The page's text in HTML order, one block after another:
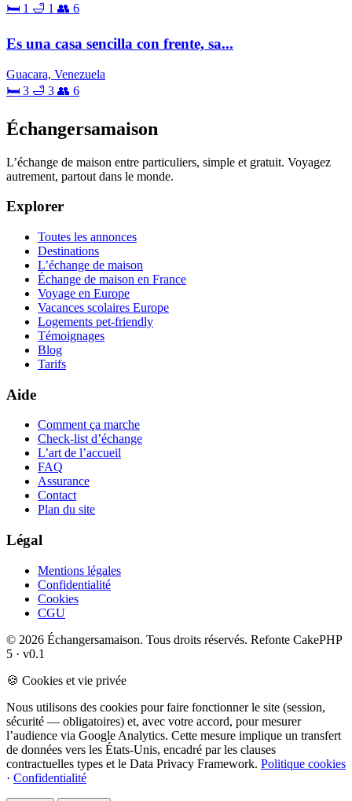
🛏 1 🛁 1 👥 6
Es una casa sencilla con frente, sa...
Guacara, Venezuela
🛏 3 🛁 3 👥 6
Échangersamaison
L’échange de maison entre particuliers, simple et gratuit. Voyagez
autrement, partout dans le monde.
Explorer
Toutes les annonces
Destinations
L’échange de maison
Échange de maison en France
Voyage en Europe
Vacances scolaires Europe
Logements pet-friendly
Témoignages
Blog
Tarifs
Aide
Comment ça marche
Check-list d’échange
L’art de l’accueil
FAQ
Assurance
Contact
Plan du site
Légal
Mentions légales
Confidentialité
Cookies
CGU
© 2026 Échangersamaison. Tous droits réservés. Refonte CakePHP
5 · v0.1
🍪 Cookies et vie privée
Nous utilisons des cookies pour faire fonctionner le site (session,
sécurité — obligatoires) et, avec votre accord, pour mesurer
l’audience via Google Analytics. Cette mesure implique un transfert
de données vers les États-Unis, encadré par les clauses
contractuelles types et le Data Privacy Framework. Politique cookies
· Confidentialité